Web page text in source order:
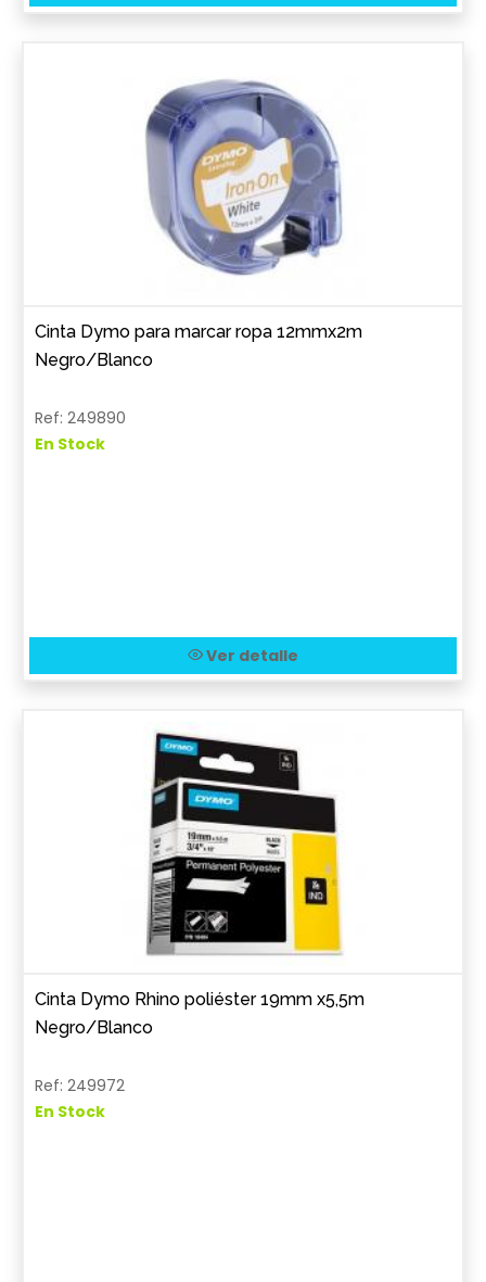
Cinta Dymo para marcar ropa 12mmx2m
Negro/Blanco
Ref: 249890
En Stock
Ver detalle
Cinta Dymo Rhino poliéster 19mm x5,5m
Negro/Blanco
Ref: 249972
En Stock